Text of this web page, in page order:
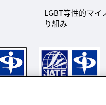
LGBT等性的マイ
り組み